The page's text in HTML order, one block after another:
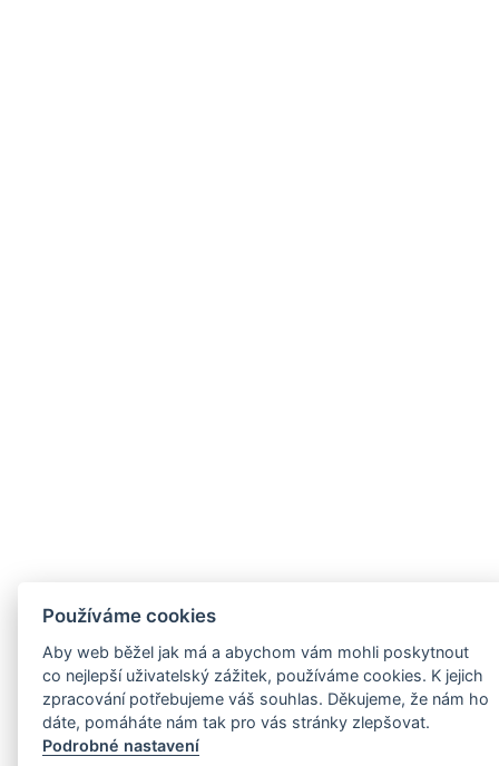
Používáme cookies
Aby web běžel jak má a abychom vám mohli poskytnout
co nejlepší uživatelský zážitek, používáme cookies. K jejich
zpracování potřebujeme váš souhlas. Děkujeme, že nám ho
dáte, pomáháte nám tak pro vás stránky zlepšovat.
Podrobné nastavení